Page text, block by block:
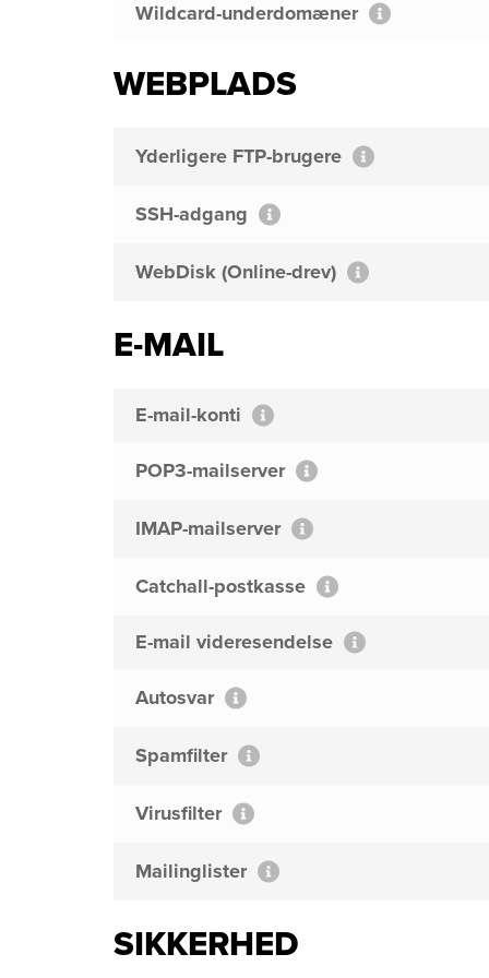
Wildcard-underdomæner
WEBPLADS
Yderligere FTP-brugere
SSH-adgang
WebDisk (Online-drev)
E-MAIL
E-mail-konti
POP3-mailserver
IMAP-mailserver
Catchall-postkasse
E-mail videresendelse
Autosvar
Spamfilter
Virusfilter
Mailinglister
SIKKERHED